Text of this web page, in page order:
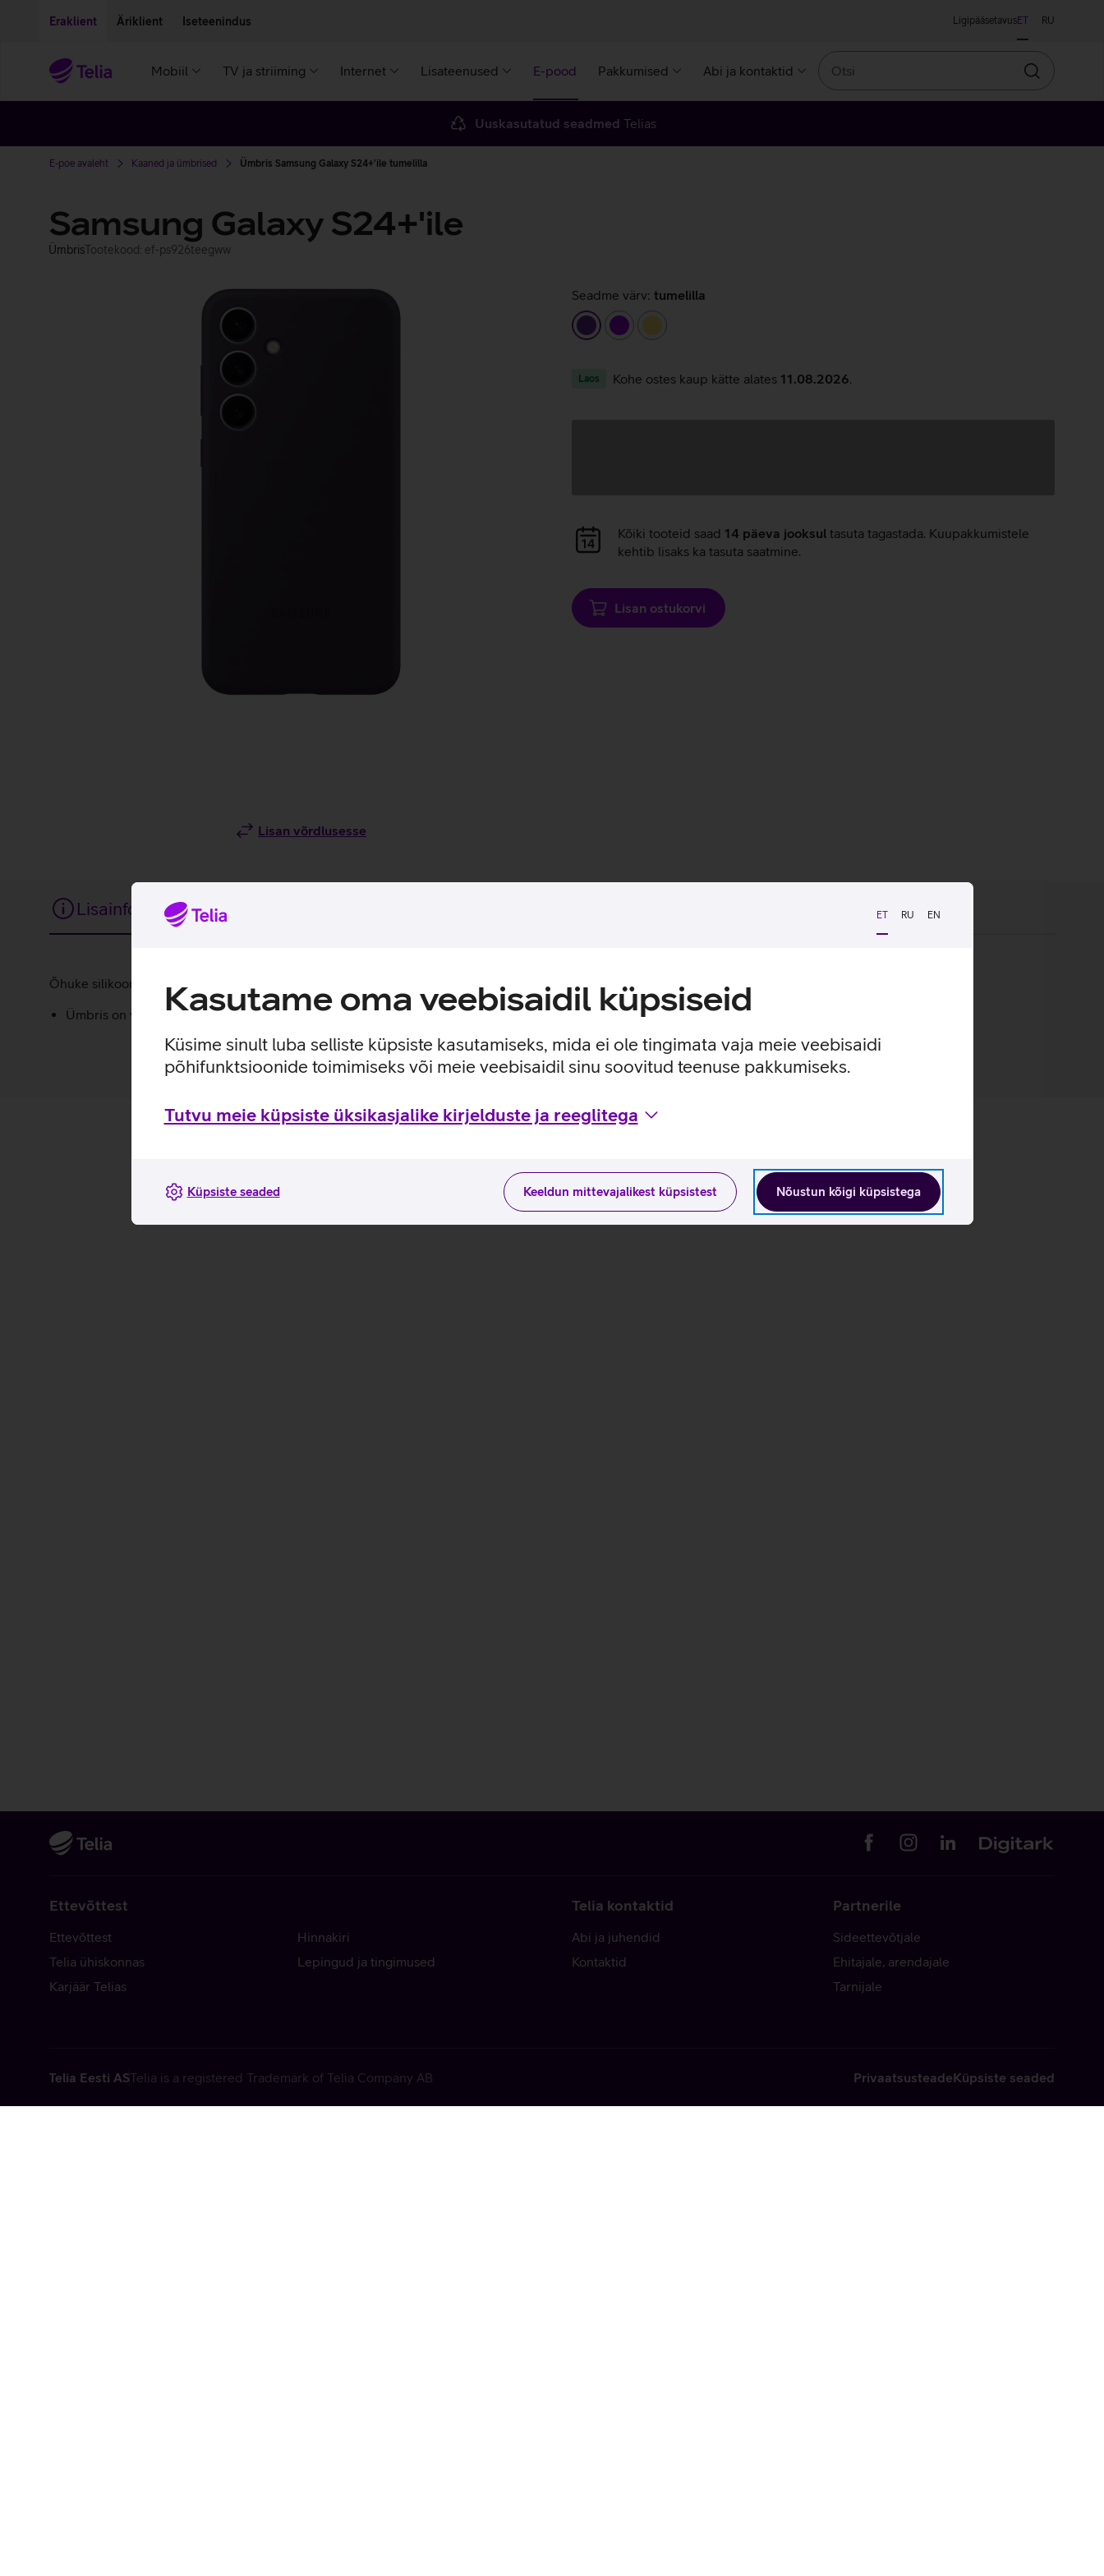
ET RU EN
Kasutame oma veebisaidil küpsiseid
Küsime sinult luba selliste küpsiste kasutamiseks, mida ei ole tingimata vaja meie veebisaidi
põhifunktsioonide toimimiseks või meie veebisaidil sinu soovitud teenuse pakkumiseks.
Tutvu meie küpsiste üksikasjalike kirjelduste ja reeglitega
Nõustun kõigi küpsistega
Keeldun mittevajalikest küpsistest
Küpsiste seaded
Eraklient Äriklient Iseteenindus LigipääsetavusET RU
Mobiil TV ja striiming Internet Lisateenused E-pood Pakkumised Abi ja kontaktid
Otsin
Uuskasutatud seadmed Telias
E-poe avaleht Kaaned ja ümbrised Ümbris Samsung Galaxy S24+'ile tumelilla
Samsung Galaxy S24+'ile
ÜmbrisTootekood: ef-ps926teegww
Lisan võrdlusesse
Seadme värv: tumelilla
tumelillalilla kollane
Laos Kohe ostes kaup kätte alates 11.08.2026
Andmete
laadimine
Kõiki tooteid saad 14 päeva jooksul tasuta tagastada. Kuupakkumistele
kehtib lisaks ka tasuta saatmine.
Lisan ostukorvi
Lisainfo Tehnilised andmed
Lisainfo
Õhuke silikoonümbris annab sinu uuele telefonile lisakaitsekihi jättes nähtavale seadme disaini. Nii on tagatud telefoni kindel haare ja kaitse kriimustuste eest.
Ümbris on valmistatud 50% taaskasutatud materjalidest.
Ettevõttest
Ettevõttest
Telia ühiskonnas
Karjäär Telias
Hinnakiri
Lepingud ja tingimused
Telia kontaktid
Abi ja juhendid
Kontaktid
Partnerile
Sideettevõtjale
Ehitajale, arendajale
Tarnijale
Telia Eesti ASTelia is a registered Trademark of Telia Company AB PrivaatsusteadeKüpsiste seaded